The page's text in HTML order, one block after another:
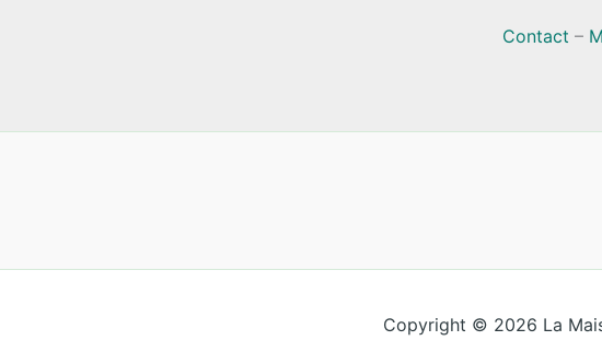
Contact –
Copyright © 2026 La